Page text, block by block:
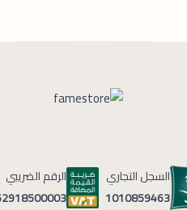
السجل التجاري
1010859463
الرقم الضريبي